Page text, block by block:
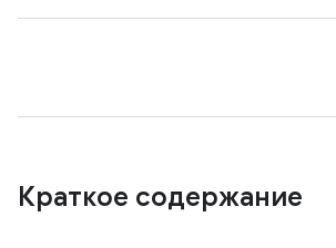
Краткое содержание